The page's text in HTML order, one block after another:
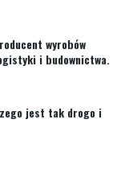
wyrobów
i budownictwa.
jest tak drogo i